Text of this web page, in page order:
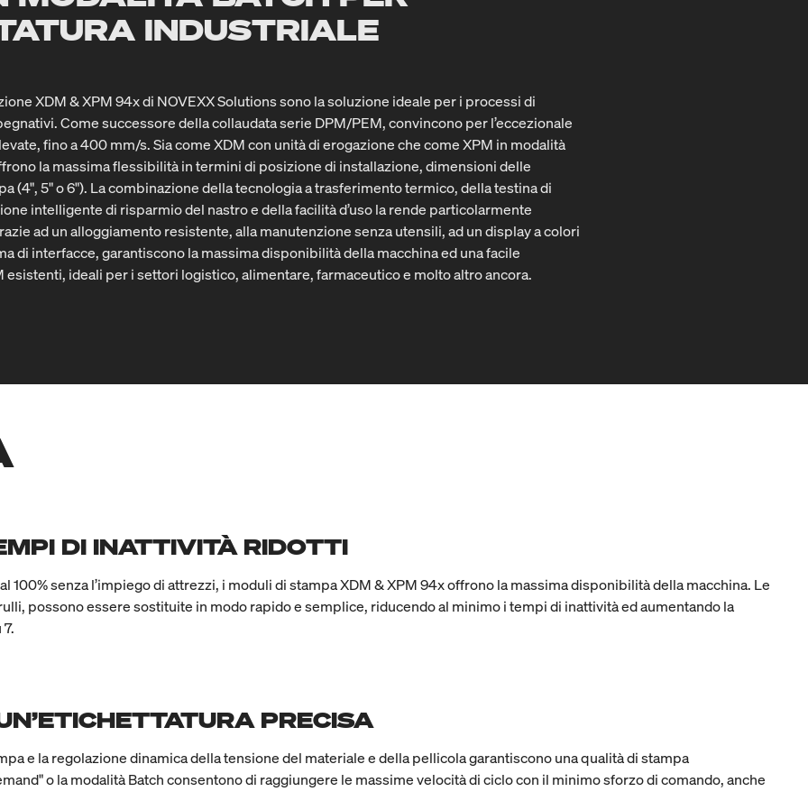
INDUSTRIALE
XDM & XPM 94x di NOVEXX Solutions sono la soluzione ideale per i processi di
Come successore della collaudata serie DPM/PEM, convincono per l’eccezionale
fino a 400 mm/s. Sia come XDM con unità di erogazione che come XPM in modalità
la massima flessibilità in termini di posizione di installazione, dimensioni delle
(4", 5" o 6"). La combinazione della tecnologia a trasferimento termico, della testina di
intelligente di risparmio del nastro e della facilità d’uso la rende particolarmente
ad un alloggiamento resistente, alla manutenzione senza utensili, ad un display a colori
di interfacce, garantiscono la massima disponibilità della macchina ed una facile
esistenti, ideali per i settori logistico, alimentare, farmaceutico e molto altro ancora.
DI INATTIVITÀ RIDOTTI
senza l’impiego di attrezzi, i moduli di stampa XDM & XPM 94x offrono la massima disponibilità della macchina. Le
possono essere sostituite in modo rapido e semplice, riducendo al minimo i tempi di inattività ed aumentando la
PRECISA
e la regolazione dinamica della tensione del materiale e della pellicola garantiscono una qualità di stampa
o la modalità Batch consentono di raggiungere le massime velocità di ciclo con il minimo sforzo di comando, anche